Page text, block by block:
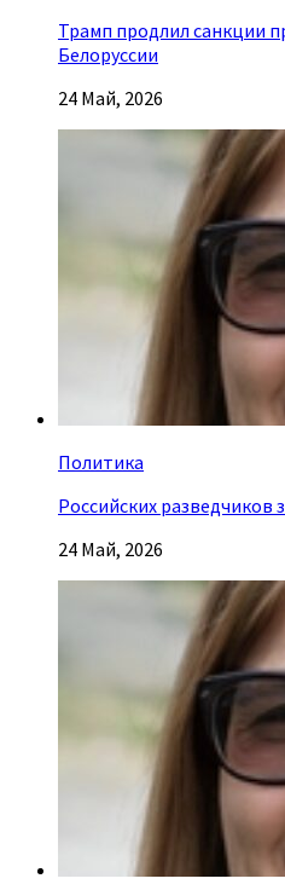
Трамп продлил санкции
Белоруссии
24 Май, 2026
Политика
Российских разведчиков
24 Май, 2026